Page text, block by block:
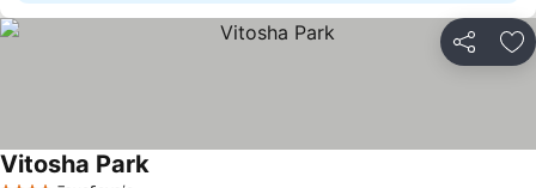
Vitosha ParkΕμφάνιση τιμών